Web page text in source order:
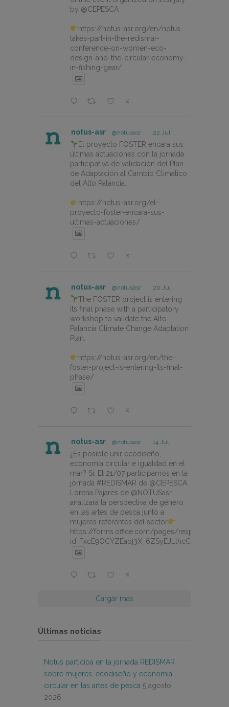
by @CEPESCA
https://notus-asr.org/en/notus-
takes-part-in-the-redismar-
conference-on-women-eco-
design-and-the-circular-economy-
in-fishing-gear/
X
notus-asr @notusasr · 22 Jul
El proyecto FOSTER encara sus
últimas actuaciones con la jornada
participativa de validación del Plan
de Adaptación al Cambio Climático
del Alto Palancia.
https://notus-asr.org/el-
proyecto-foster-encara-sus-
ultimas-actuaciones/
X
notus-asr @notusasr · 20 Jul
The FOSTER project is entering
its final phase with a participatory
workshop to validate the Alto
Palancia Climate Change Adaptation
Plan.
https://notus-asr.org/en/the-
foster-project-is-entering-its-final-
phase/
X
notus-asr @notusasr · 14 Jul
¿Es posible unir ecodiseño,
economía circular e igualdad en el
mar? Sí. El 21/07 participamos en la
jornada #REDISMAR de @CEPESCA.
Lorena Pajares de @NOTUSasr
analizará la perspectiva de género
en las artes de pesca junto a
mujeres referentes del sector
https://forms.office.com/pages/
X
Cargar más
Últimas noticias
Notus participa en la jornada REDISMAR
sobre mujeres, ecodiseño y economía
circular en las artes de pesca 5 agosto,
2026